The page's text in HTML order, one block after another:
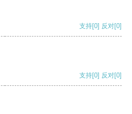
支持[0] 反对[0]
支持[0] 反对[0]